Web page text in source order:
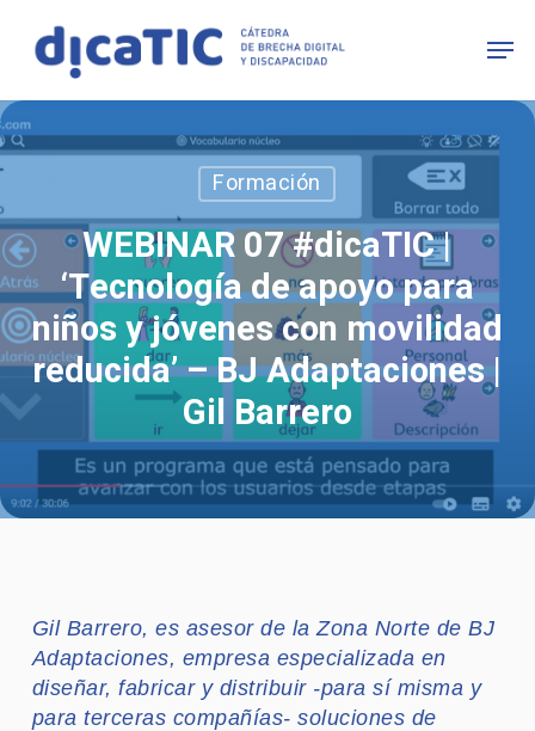
main
content
Formación
WEBINAR 07 #dicaTIC |
‘Tecnología de apoyo para
niños y jóvenes con movilidad
reducida’ – BJ Adaptaciones |
Gil Barrero
Gil Barrero, es asesor de la Zona Norte de BJ
Adaptaciones, empresa especializada en
diseñar, fabricar y distribuir -para sí misma y
para terceras compañías- soluciones de